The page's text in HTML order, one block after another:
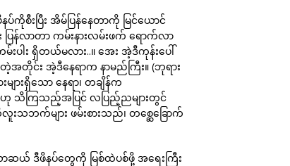
းပြီး အိမ်ပြန်နေတာကို မြင်ယောင်
ြန်လာတာ ကမ်းနားလမ်းဖက် ရောက်လာ
ါး ရှိတယ်မလား..။ အေး အဲ့ဒီကုန်းပေါ်
တိုင်း အဲ့ဒီနေရာက နာမည်ကြီး။ (ဘုရား
ျားရှိသော နေရာ၊ တချိန်က
ာဟု သိကြသည့်အပြင် လပြည့်ညများတွင်
လူးသဘက်များ ဖမ်းစားသည်၊ တစ္ဆေခြောက်
ယ် ဒီဖိနပ်တွေကို မြစ်ထဲပစ်ဖို့ အရေးကြီး